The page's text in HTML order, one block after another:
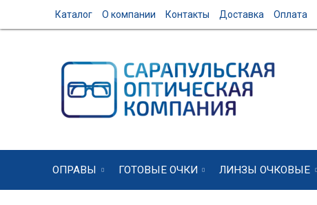
Каталог О компании Контакты Доставка Оплата
ОПРАВЫ ГОТОВЫЕ ОЧКИ ЛИНЗЫ ОЧКОВЫЕ